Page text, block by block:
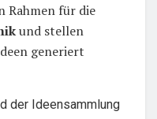
Rahmen für die
und stellen
generiert
der Ideensammlung